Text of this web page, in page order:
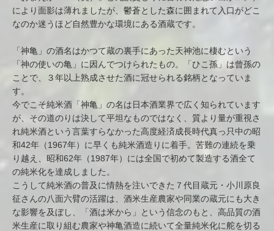
により面影は薄れましたが、鬱蒼とした森に囲まれて入口がどこ
なのか迷うほど自然豊かな環境にある酒蔵です。
「神亀」の酒名はかつて蔵の裏手にあった天神池に棲むという
「神の使いの亀」に因んでつけられたもの。「ひこ孫」は曾孫の
ことで、３年以上熟成させた酒に冠せられる銘柄となっていま
す。
今でこそ純米酒「神亀」の名は日本酒業界で広く知られています
が、その道のりは決して平坦なものではなく、質より量が重視さ
れ純米酒という言葉すらなかった高度経済成長時代真っ只中の昭
和42年（1967年）に早くも純米酒造りに着手。苦難の連続を乗
り越え、昭和62年（1987年）には全国で初めて製造する酒全て
の純米化を達成しました。
こうして純米酒の普及に情熱を注いできた７代目蔵元・小川原良
征さんの八面六臂の活躍は、酒米生産農家や同業の蔵元にも大き
な影響を及ぼし、「酒は米から」という信念のもと、高品質の酒
米生産に取り組む農家や神亀酒造に続いて全量純米化に舵を切る